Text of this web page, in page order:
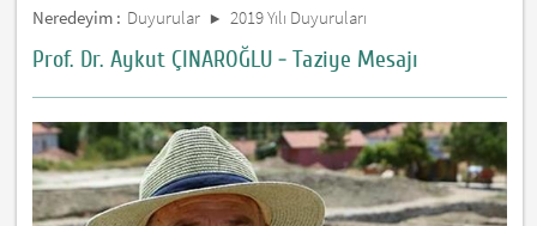
Neredeyim : Duyurular 2019 Yılı Duyuruları
Prof. Dr. Aykut ÇINAROĞLU - Taziye Mesajı